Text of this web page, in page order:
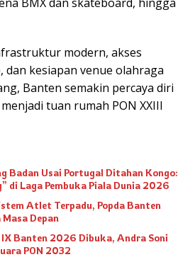
modern, akses
kesiapan venue olahraga
Banten semakin percaya diri
tuan rumah PON XXIII
Badan Usai Portugal Ditahan Kongo:
di Laga Pembuka Piala Dunia 2026
Atlet Terpadu, Popda Banten
Depan
IX Banten 2026 Dibuka, Andra Soni
PON 2032